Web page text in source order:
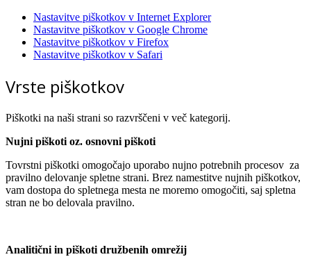
Nastavitve piškotkov v Internet Explorer
Nastavitve piškotkov v Google Chrome
Nastavitve piškotkov v Firefox
Nastavitve piškotkov v Safari
Vrste piškotkov
Piškotki na naši strani so razvrščeni v več kategorij.
Nujni piškoti oz. osnovni piškoti
Tovrstni piškotki omogočajo uporabo nujno potrebnih procesov za
pravilno delovanje spletne strani. Brez namestitve nujnih piškotkov,
vam dostopa do spletnega mesta ne moremo omogočiti, saj spletna
stran ne bo delovala pravilno.
Analitični in piškoti družbenih omrežij